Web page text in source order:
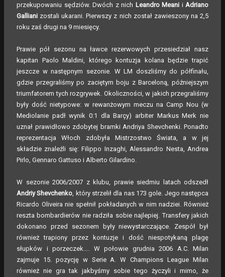
przekupowaniu sędziów. Dwóch z nich Leandro Meani i Adriano
Galliani zostali ukarani. Pierwszy z nich został zawieszony na 2,5
roku zaś drugi na 9 miesięcy.
Prawie pół sezonu na ławce rezerwowych przesiedział nasz
kapitan Paolo Maldini, którego kontuzja kolana będzie trapić
jeszcze w następnym sezonie. W LM doszliśmy do półfinału,
gdzie przegraliśmy po zaciętym boju z Barceloną, późniejszym
triumfatorem tych rozgrywek. Okoliczności, w jakich przegraliśmy
były dość nietypowe: w rewanżowym meczu na Camp Nou (w
Mediolanie padł wynik 0:1 dla Barçy) arbiter Markus Merk nie
uznał prawidłowo zdobytej bramki Andriya Shevchenki. Ponadto
reprezentacja Włoch zdobyła Mistrzostwo Świata, a w jej
składzie znaleźli się: Filippo Inzaghi, Alessandro Nesta, Andrea
Pirlo, Gennaro Gattuso i Alberto Gilardino.
W sezonie 2006/2007 z klubu, prawie siedmiu latach odszedł
Andriy Shevchenko , który strzelił dla nas 173 gole. Jego następca
Ricardo Oliveira nie spełnił pokładanych w nim nadziei. Również
reszta bombardierów nie radziła sobie najlepiej. Transfery jakich
dokonano przed sezonem były niewystarczające. Zespół był
również trapiony przez kontuzje i dość niespotykaną plagę
słupków i porzeczek.... W połowie grudnia 2006 A.C. Milan
zajmuje 15. pozycję w Serie A. W Champions League Milan
również nie gra tak jakbyśmy sobie tego życzyli i mimo, że